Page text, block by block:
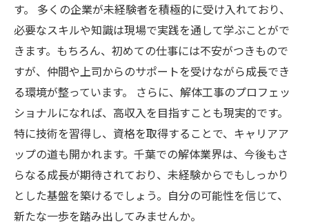
す。 多くの企業が未経験者を積極的に受け入れており、
必要なスキルや知識は現場で実践を通して学ぶことがで
きます。もちろん、初めての仕事には不安がつきもので
すが、仲間や上司からのサポートを受けながら成長でき
る環境が整っています。 さらに、解体工事のプロフェッ
ショナルになれば、高収入を目指すことも現実的です。
特に技術を習得し、資格を取得することで、キャリアア
ップの道も開かれます。千葉での解体業界は、今後もさ
らなる成長が期待されており、未経験からでもしっかり
とした基盤を築けるでしょう。自分の可能性を信じて、
新たな一歩を踏み出してみませんか。